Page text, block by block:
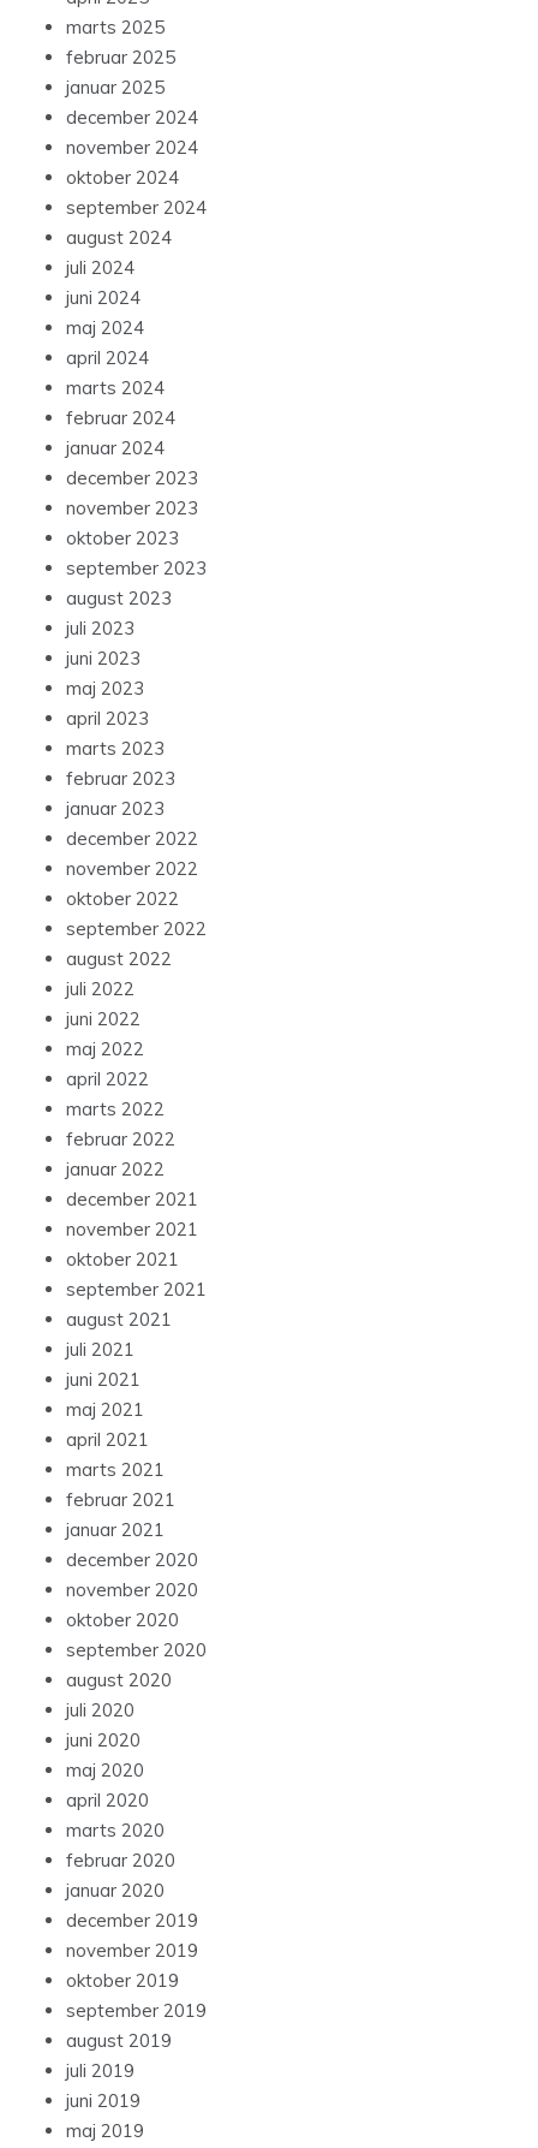
marts 2025
februar 2025
januar 2025
december 2024
november 2024
oktober 2024
september 2024
august 2024
juli 2024
juni 2024
maj 2024
april 2024
marts 2024
februar 2024
januar 2024
december 2023
november 2023
oktober 2023
september 2023
august 2023
juli 2023
juni 2023
maj 2023
april 2023
marts 2023
februar 2023
januar 2023
december 2022
november 2022
oktober 2022
september 2022
august 2022
juli 2022
juni 2022
maj 2022
april 2022
marts 2022
februar 2022
januar 2022
december 2021
november 2021
oktober 2021
september 2021
august 2021
juli 2021
juni 2021
maj 2021
april 2021
marts 2021
februar 2021
januar 2021
december 2020
november 2020
oktober 2020
september 2020
august 2020
juli 2020
juni 2020
maj 2020
april 2020
marts 2020
februar 2020
januar 2020
december 2019
november 2019
oktober 2019
september 2019
august 2019
juli 2019
juni 2019
maj 2019